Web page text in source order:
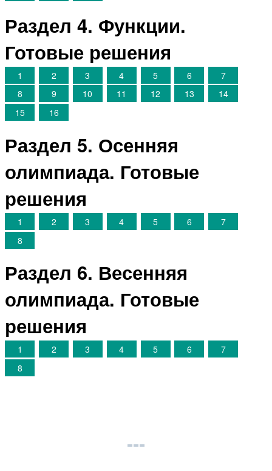
Раздел 4. Функции.
Готовые решения
1 2 3 4 5 6
7
8
9 10 11 12 13
14
15
16
Раздел 5. Осенняя
олимпиада. Готовые
решения
1 2 3 4 5 6
7
8
Раздел 6. Весенняя
олимпиада. Готовые
решения
1 2 3 4 5 6
7
8